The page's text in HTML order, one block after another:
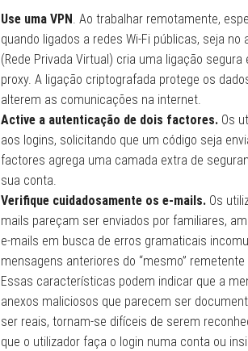
Use uma VPN. Ao trabalhar remotamente,
quando ligados a redes Wi-Fi públicas, seja
(Rede Privada Virtual) cria uma ligação
proxy. A ligação criptografada protege os
alterem as comunicações na internet.
Active a autenticação de dois factores. Os
aos logins, solicitando que um código seja
factores agrega uma camada extra de
sua conta.
Verifique cuidadosamente os e-mails. Os
mails pareçam ser enviados por familiares,
e-mails em busca de erros gramaticais
mensagens anteriores do “mesmo”
Essas características podem indicar que a
anexos maliciosos que parecem ser
ser reais, tornam-se difíceis de serem
que o utilizador faça o login numa conta ou